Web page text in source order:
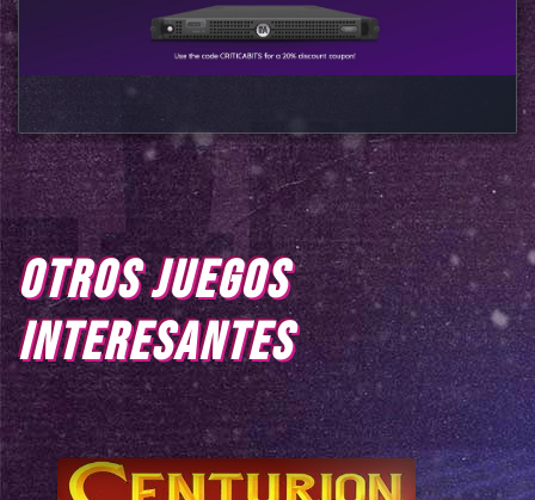
OTROS JUEGOS
INTERESANTES